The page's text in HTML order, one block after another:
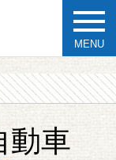
MENU
動車